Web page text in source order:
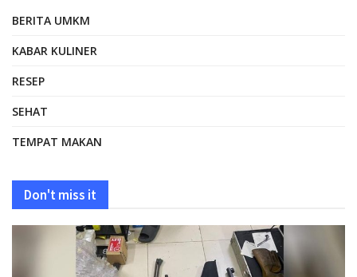
BERITA UMKM
KABAR KULINER
RESEP
SEHAT
TEMPAT MAKAN
Don't miss it